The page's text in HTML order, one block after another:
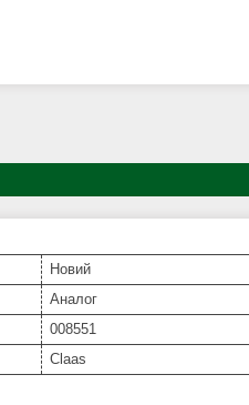
Новий
Аналог
008551
Claas